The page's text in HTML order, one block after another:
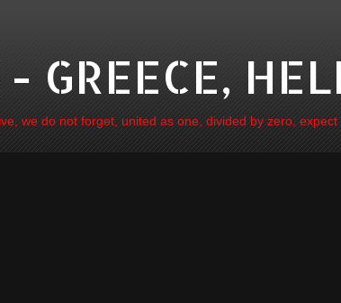
GREECE,
we do not forget, united as one, divided by zero, expect